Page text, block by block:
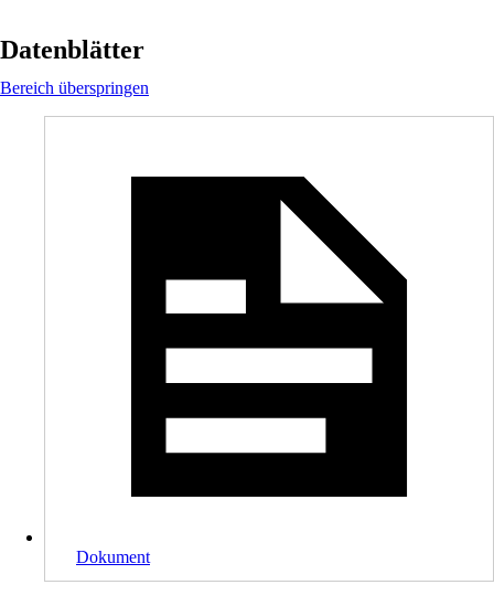
Datenblätter
Bereich überspringen
Dokument